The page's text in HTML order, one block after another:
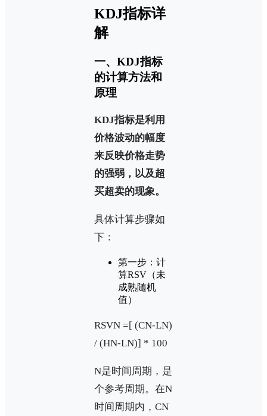
KDJ指标详
解
一、KDJ指标
的计算方法和
原理
KDJ指标是利用
价格波动的幅度
来反映价格走势
的强弱，以及超
买超卖的现象。
具体计算步骤如
下：
第一步：计
算RSV（未
成熟随机
值）
RSVN =[ (CN-LN)
/ (HN-LN)] * 100
N是时间周期，是
个参考周期。在N
时间周期内，CN